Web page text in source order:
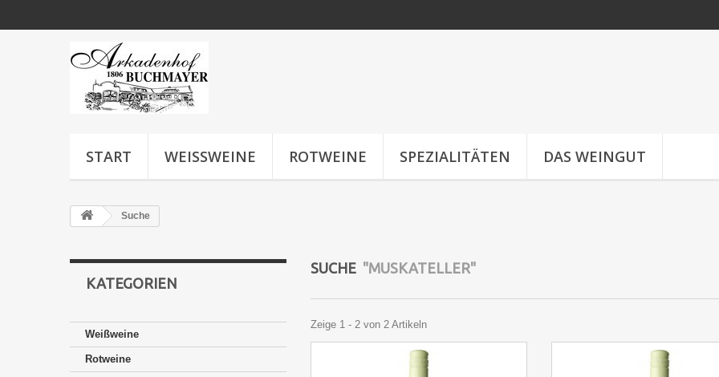
START WEISSWEINE ROTWEINE SPEZIALITÄTEN DAS WEINGUT
Suche
KATEGORIEN
Weißweine
Rotweine
SUCHE "MUSKATELLER"
Zeige 1 - 2 von 2 Artikeln